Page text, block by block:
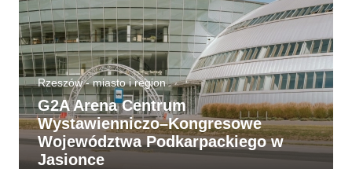
Rzeszów - miasto i region
G2A Arena Centrum
Wystawienniczo–Kongresowe
Województwa Podkarpackiego w
Jasionce